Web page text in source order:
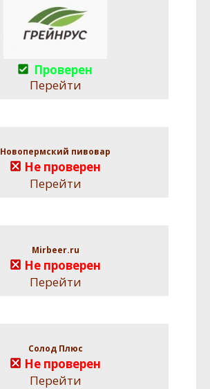
Проверен
Перейти
Новопермский пивовар
Не проверен
Перейти
Mirbeer.ru
Не проверен
Перейти
Солод Плюс
Не проверен
Перейти